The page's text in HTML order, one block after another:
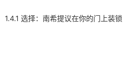
1.4.1 选择：南希提议在你的门上装锁